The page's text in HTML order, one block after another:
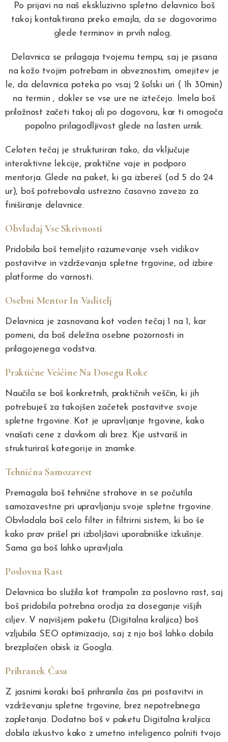
Po prijavi na naš ekskluzivno spletno delavnico boš
takoj kontaktirana preko emajla, da se dogovorimo
glede terminov in prvih nalog.
Delavnica se prilagaja tvojemu tempu, saj je pisana
na kožo tvojim potrebam in obveznostim, omejitev je
le, da delavnica poteka po vsaj 2 šolski uri ( 1h 30min)
na termin , dokler se vse ure ne iztečejo. Imela boš
priložnost začeti takoj ali po dogovoru, kar ti omogoča
popolno prilagodljivost glede na lasten urnik.
Celoten tečaj je strukturiran tako, da vključuje
interaktivne lekcije, praktične vaje in podporo
mentorja. Glede na paket, ki ga izbereš (od 5 do 24
ur), boš potrebovala ustrezno časovno zavezo za
finiširanje delavnice.
Obvladaj Vse Skrivnosti
Pridobila boš temeljito razumevanje vseh vidikov
postavitve in vzdrževanja spletne trgovine, od izbire
platforme do varnosti.
Osebni Mentor In Vaditelj
Delavnica je zasnovana kot voden tečaj 1 na 1, kar
pomeni, da boš deležna osebne pozornosti in
prilagojenega vodstva.
Praktične Veščine Na Dosegu Roke
Naučila se boš konkretnih, praktičnih veščin, ki jih
potrebuješ za takojšen začetek postavitve svoje
spletne trgovine. Kot je upravljanje trgovine, kako
vnašati cene z davkom ali brez. Kje ustvariš in
strukturiraš kategorije in znamke.
Tehnična Samozavest
Premagala boš tehnične strahove in se počutila
samozavestne pri upravljanju svoje spletne trgovine.
Obvladala boš celo filter in filtrirni sistem, ki bo še
kako prav prišel pri izboljšavi uporabniške izkušnje.
Sama ga boš lahko upravljala.
Poslovna Rast
Delavnica bo služila kot trampolin za poslovno rast, saj
boš pridobila potrebna orodja za doseganje višjih
ciljev. V najvišjem paketu (Digitalna kraljica) boš
vzljubila SEO optimizacijo, saj z njo boš lahko dobila
brezplačen obisk iz Googla.
Prihranek Časa
Z jasnimi koraki boš prihranila čas pri postavitvi in
vzdrževanju spletne trgovine, brez nepotrebnega
zapletanja. Dodatno boš v paketu Digitalna kraljica
dobila izkustvo kako z umetno inteligenco polniti tvojo